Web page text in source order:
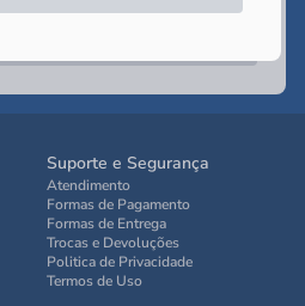
Suporte e Segurança
Atendimento
Formas de Pagamento
Formas de Entrega
Trocas e Devoluções
Politica de Privacidade
Termos de Uso